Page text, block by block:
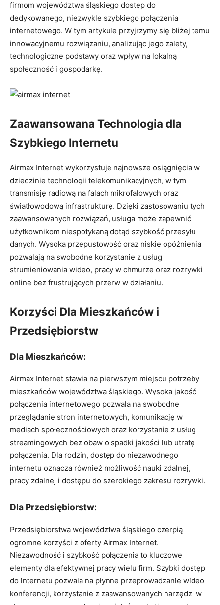
firmom województwa śląskiego dostęp do
dedykowanego, niezwykle szybkiego połączenia
internetowego. W tym artykule przyjrzymy się bliżej temu
innowacyjnemu rozwiązaniu, analizując jego zalety,
technologiczne podstawy oraz wpływ na lokalną
społeczność i gospodarkę.
Zaawansowana Technologia dla
Szybkiego Internetu
Airmax Internet wykorzystuje najnowsze osiągnięcia w
dziedzinie technologii telekomunikacyjnych, w tym
transmisję radiową na falach mikrofalowych oraz
światłowodową infrastrukturę. Dzięki zastosowaniu tych
zaawansowanych rozwiązań, usługa może zapewnić
użytkownikom niespotykaną dotąd szybkość przesyłu
danych. Wysoka przepustowość oraz niskie opóźnienia
pozwalają na swobodne korzystanie z usług
strumieniowania wideo, pracy w chmurze oraz rozrywki
online bez frustrujących przerw w działaniu.
Korzyści Dla Mieszkańców i
Przedsiębiorstw
Dla Mieszkańców:
Airmax Internet stawia na pierwszym miejscu potrzeby
mieszkańców województwa śląskiego. Wysoka jakość
połączenia internetowego pozwala na swobodne
przeglądanie stron internetowych, komunikację w
mediach społecznościowych oraz korzystanie z usług
streamingowych bez obaw o spadki jakości lub utratę
połączenia. Dla rodzin, dostęp do niezawodnego
internetu oznacza również możliwość nauki zdalnej,
pracy zdalnej i dostępu do szerokiego zakresu rozrywki.
Dla Przedsiębiorstw:
Przedsiębiorstwa województwa śląskiego czerpią
ogromne korzyści z oferty Airmax Internet.
Niezawodność i szybkość połączenia to kluczowe
elementy dla efektywnej pracy wielu firm. Szybki dostęp
do internetu pozwala na płynne przeprowadzanie wideo
konferencji, korzystanie z zaawansowanych narzędzi w